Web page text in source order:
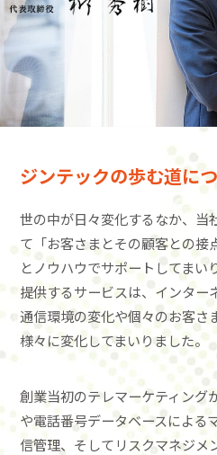
ジンテックの歩む道に
世の中が日々変化するなか、当
て「お客さまとその顧客との接
とノウハウでサポートしてまい
提供するサービスは、インター
通信環境の変化や個々のお客さ
様々に変化してまいりました。
創業当初のテレマーケティング
や電話番号データベースによる
信管理、そしてリスクマネジメ